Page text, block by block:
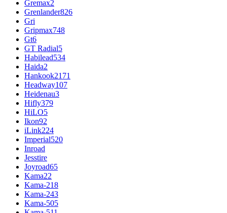
Gremax2
Grenlander826
Gri
Gripmax748
Gt6
GT Radial5
Habilead534
Haida2
Hankook2171
Headway107
Heidenau3
Hifly379
HiLO5
Ikon92
iLink224
Imperial520
Inroad
Jesstire
Joyroad65
Kama22
Kama-218
Kama-243
Kama-505